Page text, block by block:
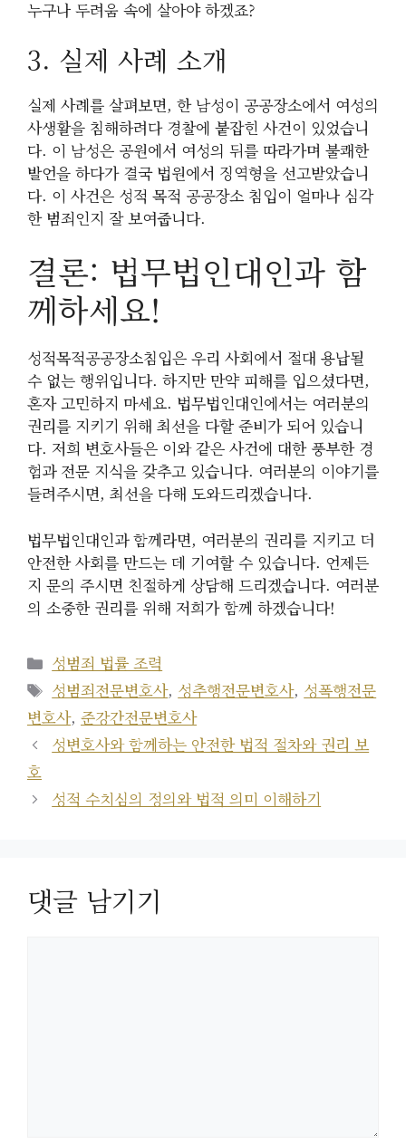
누구나 두려움 속에 살아야 하겠죠?
3. 실제 사례 소개
실제 사례를 살펴보면, 한 남성이 공공장소에서 여성의
사생활을 침해하려다 경찰에 붙잡힌 사건이 있었습니
다. 이 남성은 공원에서 여성의 뒤를 따라가며 불쾌한
발언을 하다가 결국 법원에서 징역형을 선고받았습니
다. 이 사건은 성적 목적 공공장소 침입이 얼마나 심각
한 범죄인지 잘 보여줍니다.
결론: 법무법인대인과 함
께하세요!
성적목적공공장소침입은 우리 사회에서 절대 용납될
수 없는 행위입니다. 하지만 만약 피해를 입으셨다면,
혼자 고민하지 마세요. 법무법인대인에서는 여러분의
권리를 지키기 위해 최선을 다할 준비가 되어 있습니
다. 저희 변호사들은 이와 같은 사건에 대한 풍부한 경
험과 전문 지식을 갖추고 있습니다. 여러분의 이야기를
들려주시면, 최선을 다해 도와드리겠습니다.
법무법인대인과 함께라면, 여러분의 권리를 지키고 더
안전한 사회를 만드는 데 기여할 수 있습니다. 언제든
지 문의 주시면 친절하게 상담해 드리겠습니다. 여러분
의 소중한 권리를 위해 저희가 함께 하겠습니다!
카
테
고
리
성범죄 법률 조력
태
그
성범죄전문변호사, 성추행전문변호사, 성폭행전문
변호사, 준강간전문변호사
성변호사와 함께하는 안전한 법적 절차와 권리 보
호
성적 수치심의 정의와 법적 의미 이해하기
댓글 남기기